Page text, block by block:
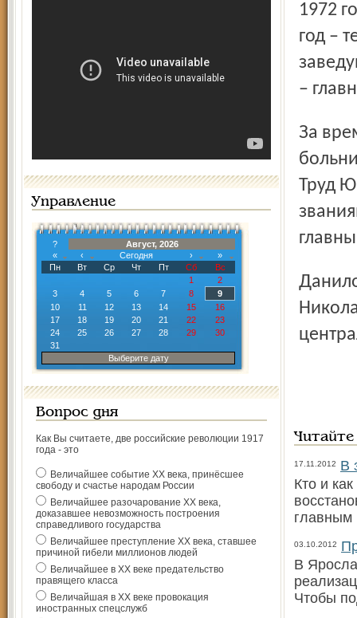
Управление
?
Август, 2026
«
‹ Сегодня ›
»
Пн
Вт Ср Чт Пт Сб
Вс
1
2
3
4 5 6 7 8
9
10
11 12 13 14 15
16
17
18 19 20 21 22
23
24
25 26 27 28 29
30
31
Выберите дату
Вопрос дня
Как Вы считаете, две российские революции 1917
года - это
Величайшее событие ХХ века, принёсшее
свободу и счастье народам России
Величайшее разочарование ХХ века,
доказавшее невозможность построения
справедливого государства
Величайшее преступление ХХ века, ставшее
причиной гибели миллионов людей
Величайшее в ХХ веке предательство
правящего класса
Величайшая в ХХ веке провокация
иностранных спецслужб
1972
год –
–
За время его руководства Даниловская ЦРБ из районной
Труд
Даниловцы простились с Юрием Данииловичем
17.11.2012
В
Кто и
главным
03.10.2012
В
Чтобы